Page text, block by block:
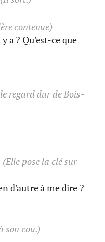
contenue)
a ? Qu'est-ce que
regard dur de Bois-
(Elle pose la clé sur
d'autre à me dire ?
son cou.)